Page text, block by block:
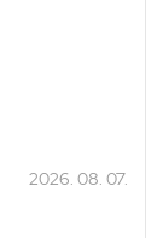
2026. 08. 07.